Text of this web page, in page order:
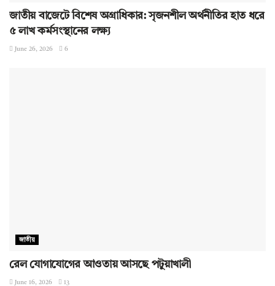
জাতীয় বাজেটে বিশেষ অগ্রাধিকার: সৃজনশীল অর্থনীতির হাত ধরে
৫ লাখ কর্মসংস্থানের লক্ষ্য
June 26, 2026 6
জাতীয়
রেল যোগাযোগের আওতায় আসছে পটুয়াখালী
June 16, 2026 13